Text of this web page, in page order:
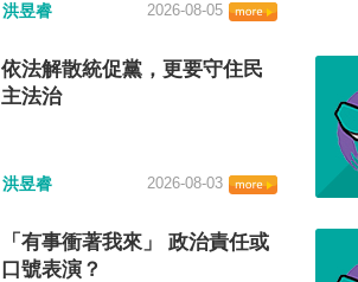
洪昱睿 2026-08-05
依法解散統促黨，更要守住民
主法治
洪昱睿 2026-08-03
「有事衝著我來」 政治責任或
口號表演？